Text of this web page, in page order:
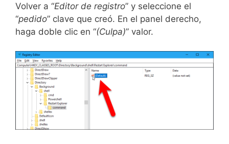
Volver a “Editor de registro” y seleccione el
“pedido” clave que creó. En el panel derecho,
haga doble clic en “(Culpa)” valor.